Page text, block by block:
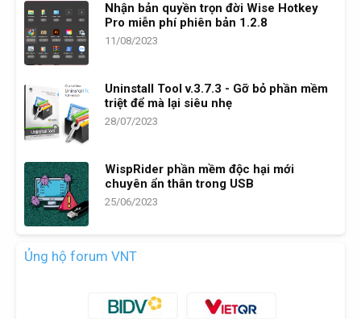
Nhận bản quyền trọn đời Wise Hotkey
Pro miễn phí phiên bản 1.2.8
11/08/2023
Uninstall Tool v.3.7.3 - Gỡ bỏ phần mềm
triệt để mà lại siêu nhẹ
28/07/2023
WispRider phần mềm độc hại mới
chuyên ẩn thân trong USB
25/06/2023
Ủng hộ forum VNT